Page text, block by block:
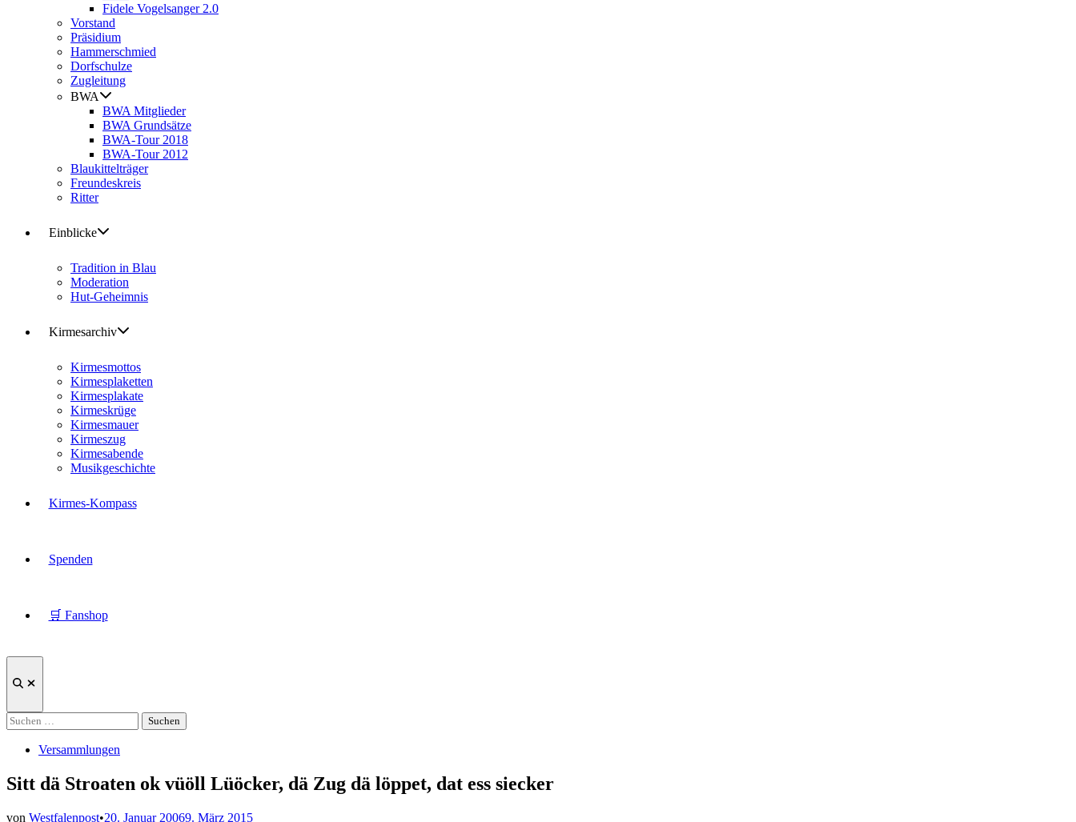
Fidele Vogelsanger 2.0
Vorstand
Präsidium
Hammerschmied
Dorfschulze
Zugleitung
BWA
BWA Mitglieder
BWA Grundsätze
BWA-Tour 2018
BWA-Tour 2012
Blaukittelträger
Freundeskreis
Ritter
Einblicke
Tradition in Blau
Moderation
Hut-Geheimnis
Kirmesarchiv
Kirmesmottos
Kirmesplaketten
Kirmesplakate
Kirmeskrüge
Kirmesmauer
Kirmeszug
Kirmesabende
Musikgeschichte
Kirmes-Kompass
Spenden
🛒 Fanshop
Suche
Suchen
nach:
Veröffentlicht
Versammlungen
Sitt dä Stroaten ok vüöll Lüöcker, dä Zug dä löppet, dat ess siecker
von Westfalenpost•20. Januar 20069. März 2015